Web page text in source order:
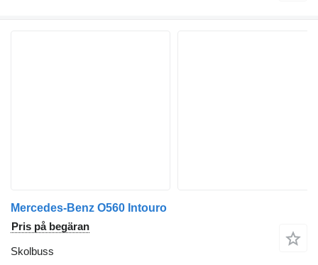
Mercedes-Benz O560 Intouro
Pris på begäran
Skolbuss